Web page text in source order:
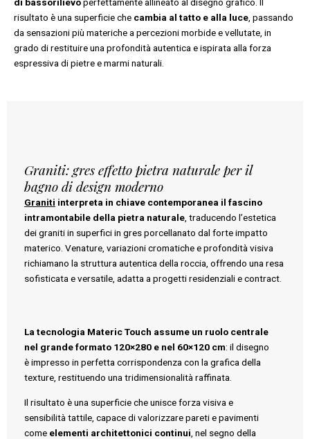
risultato è una superficie che cambia al tatto e alla luce , passando
da sensazioni più materiche a percezioni morbide e vellutate, in
grado di restituire una profondità autentica e ispirata alla forza
espressiva di pietre e marmi naturali.
Graniti: gres effetto pietra naturale per il
bagno di design moderno
Graniti interpreta in chiave contemporanea il fascino
intramontabile della pietra naturale , traducendo l’estetica
dei graniti in superfici in gres porcellanato dal forte impatto
materico. Venature, variazioni cromatiche e profondità visiva
richiamano la struttura autentica della roccia, offrendo una resa
sofisticata e versatile, adatta a progetti residenziali e contract.
La tecnologia Materic Touch assume un ruolo centrale
nel grande formato 120×280 e nel 60×120 cm: il disegno
è impresso in perfetta corrispondenza con la grafica della
texture, restituendo una tridimensionalità raffinata.
Il risultato è una superficie che unisce forza visiva e
sensibilità tattile, capace di valorizzare pareti e pavimenti
come elementi architettonici continui , nel segno della